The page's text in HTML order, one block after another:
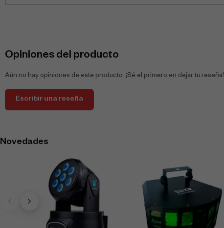
Opiniones del producto
Aún no hay opiniones de este producto. ¡Sé el primero en dejar tu reseña!
Escribir una reseña
Novedades